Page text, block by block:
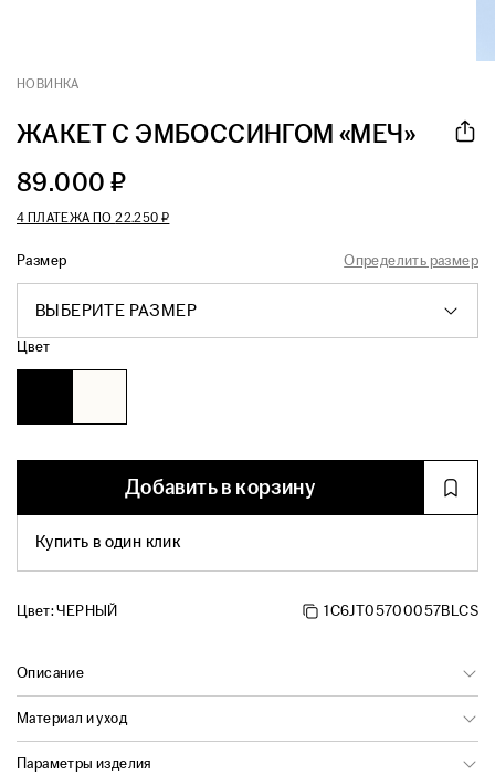
НОВИНКА
ЖАКЕТ С ЭМБОССИНГОМ «МЕЧ»
89.000 ₽
4 ПЛАТЕЖА ПО22.250 ₽
Размер Определить размер
ВЫБЕРИТЕ РАЗМЕР
Цвет
Добавить в корзину
Купить в один клик
Цвет:ЧЕРНЫЙ 1C6JT05700057BLCS
Описание
Материал и уход
Параметры изделия